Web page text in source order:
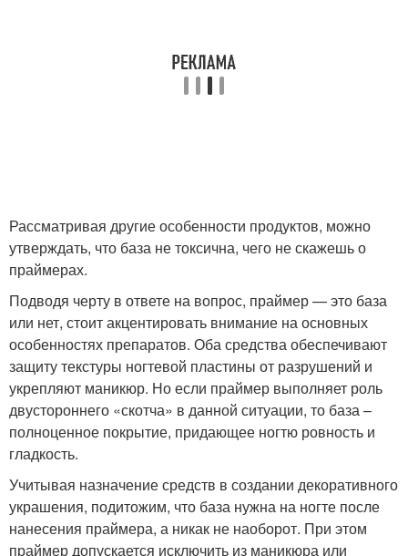
Рассматривая другие особенности продуктов, можно
утверждать, что база не токсична, чего не скажешь о
праймерах.
Подводя черту в ответе на вопрос, праймер — это база
или нет, стоит акцентировать внимание на основных
особенностях препаратов. Оба средства обеспечивают
защиту текстуры ногтевой пластины от разрушений и
укрепляют маникюр. Но если праймер выполняет роль
двустороннего «скотча» в данной ситуации, то база –
полноценное покрытие, придающее ногтю ровность и
гладкость.
Учитывая назначение средств в создании декоративного
украшения, подитожим, что база нужна на ногте после
нанесения праймера, а никак не наоборот. При этом
праймер допускается исключить из маникюра или